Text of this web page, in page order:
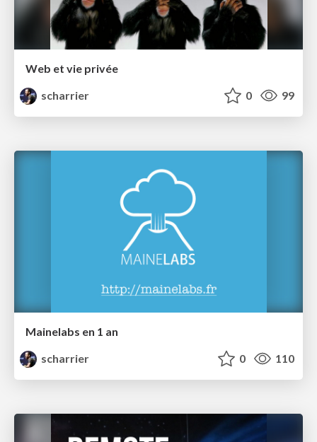
Web et vie privée
scharrier
0 99
Mainelabs en 1 an
scharrier
0 110